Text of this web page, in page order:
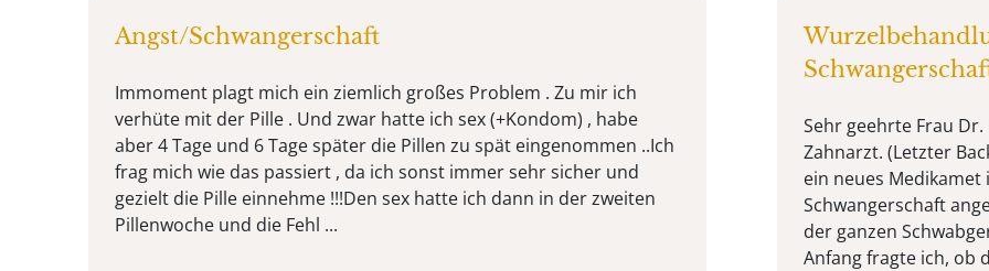
Angst/Schwangerschaft
Immoment plagt mich ein ziemlich großes Problem . Zu mir ich
verhüte mit der Pille . Und zwar hatte ich sex (+Kondom) , habe
aber 4 Tage und 6 Tage später die Pillen zu spät eingenommen ..Ich
frag mich wie das passiert , da ich sonst immer sehr sicher und
gezielt die Pille einnehme !!!Den sex hatte ich dann in der zweiten
Pillenwoche und die Fehl ...
Sehr geehrte Frau
Zahnarzt. (Letzter
ein neues
Schwangerschaft
der ganzen
Anfang fragte ich, ob